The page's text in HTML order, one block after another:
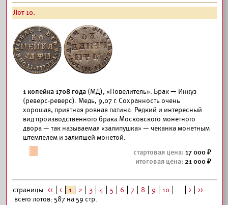
Лот 10.
1 копейка 1708 года (МД), «Повелитель». Брак — Инкуз
(реверс-реверс). Медь, 9,07 г. Сохранность очень
хорошая, приятная ровная патина. Редкий и интересный
вид производственного брака Московского монетного
двора — так называемая «залипушка» — чеканка монетным
штемпелем и залипшей монетой.
17 000
21 000
страницы << < 1 2 3 4 5 6 7 8 9 10 ... >
>>
всего лотов: 587 на 59 стр.